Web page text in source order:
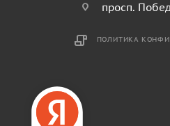
просп.
ПОЛИТИКА